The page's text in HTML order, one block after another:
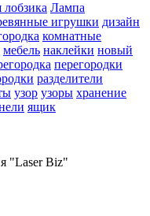
лобзика Лампа
игрушки дизайн
комнатные
мебель наклейки новый
перегородки
разделители
узор узоры хранение
ящик
"Laser Biz"